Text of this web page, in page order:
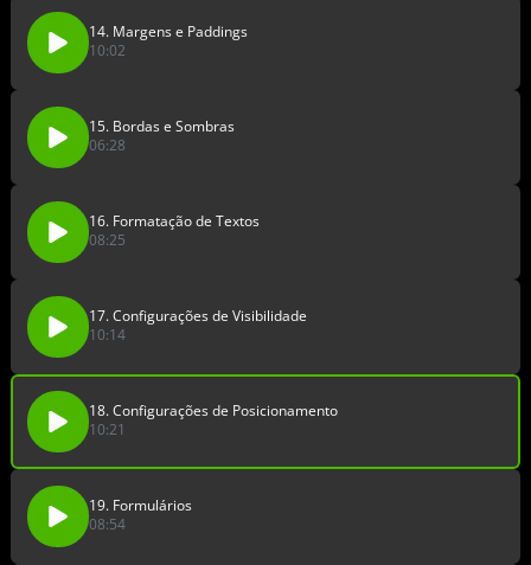
14. Margens e Paddings
10:02
15. Bordas e Sombras
06:28
16. Formatação de Textos
08:25
17. Configurações de Visibilidade
10:14
18. Configurações de Posicionamento
10:21
19. Formulários
08:54